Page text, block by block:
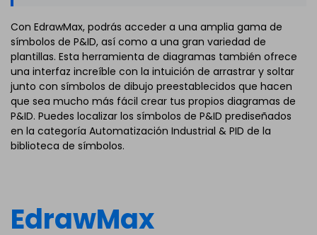
Con EdrawMax, podrás acceder a una amplia gama de
símbolos de P&ID, así como a una gran variedad de
plantillas. Esta herramienta de diagramas también ofrece
una interfaz increíble con la intuición de arrastrar y soltar
junto con símbolos de dibujo preestablecidos que hacen
que sea mucho más fácil crear tus propios diagramas de
P&ID. Puedes localizar los símbolos de P&ID prediseñados
en la categoría Automatización Industrial & PID de la
biblioteca de símbolos.
EdrawMax